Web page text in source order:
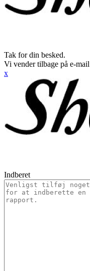
Tak for din besked.
Vi vender tilbage på e-
x
Indberet